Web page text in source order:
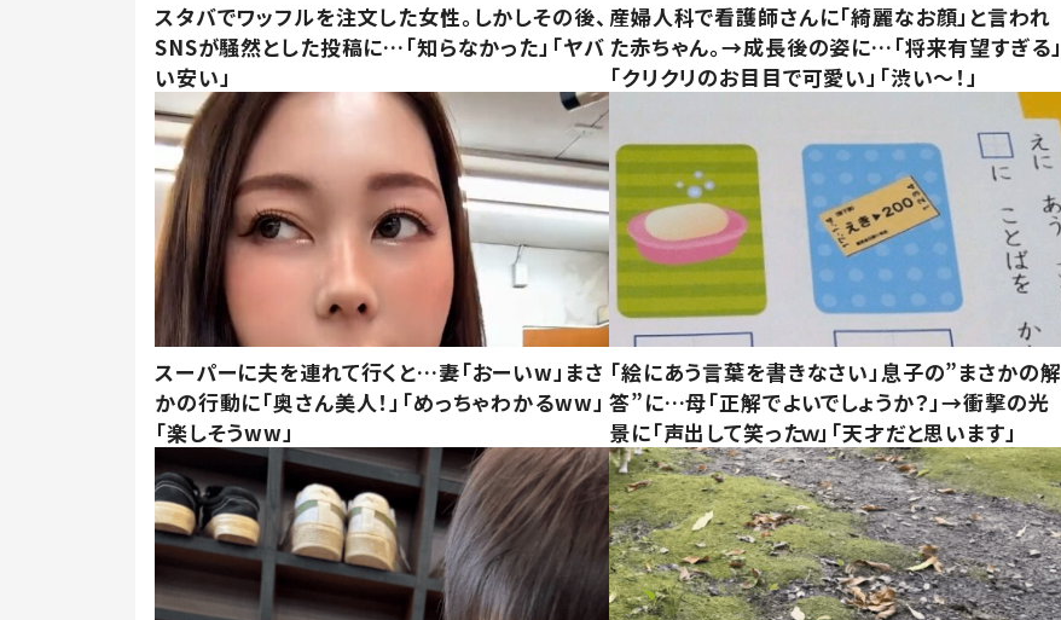
スタバでワッフルを注文した女性。しかしその後、
SNSが騒然とした投稿に…「知らなかった」「ヤバ
い安い」
産婦人科で看護師さんに「綺麗なお顔」と言われ
た赤ちゃん。→成長後の姿に…「将来有望すぎる」
「クリクリのお目目で可愛い」「渋い～！」
スーパーに夫を連れて行くと…妻「おーいw」まさ
かの行動に「奥さん美人！」「めっちゃわかるww」
「楽しそうww」
「絵にあう言葉を書きなさい」息子の”まさかの解
答”に…母「正解でよいでしょうか？」→衝撃の光
景に「声出して笑ったｗ」「天才だと思います」